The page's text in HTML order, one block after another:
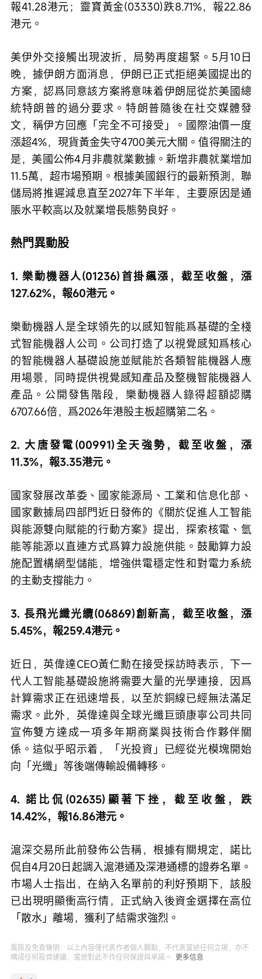
報41.28港元；靈寶黃金(03330)跌8.71%，報22.86
港元。
美伊外交接觸出現波折，局勢再度趨緊。5月10日
晚，據伊朗方面消息，伊朗已正式拒絕美國提出的
方案，認爲同意該方案將意味着伊朗屈從於美國總
統特朗普的過分要求。特朗普隨後在社交媒體發
文，稱伊方回應「完全不可接受」。國際油價一度
漲超4%，現貨黃金失守4700美元大關。值得關注的
是，美國公佈4月非農就業數據。新增非農就業增加
11.5萬，超市場預期。根據美國銀行的最新預測，聯
儲局將推遲減息直至2027年下半年，主要原因是通
脹水平較高以及就業增長態勢良好。
熱門異動股
1. 樂動機器人(01236)首掛飆漲，截至收盤，漲
127.62%，報60港元。
樂動機器人是全球領先的以感知智能爲基礎的全棧
式智能機器人公司。公司打造了以視覺感知爲核心
的智能機器人基礎設施並賦能於各類智能機器人應
用場景，同時提供視覺感知產品及整機智能機器人
產品。公開發售階段，樂動機器人錄得超額認購
6707.66倍，爲2026年港股主板超購第二名。
2. 大唐發電(00991)全天強勢，截至收盤，漲
11.3%，報3.35港元。
國家發展改革委、國家能源局、工業和信息化部、
國家數據局四部門近日發佈的《關於促進人工智能
與能源雙向賦能的行動方案》提出，探索核電、氫
能等能源以直連方式爲算力設施供能。鼓勵算力設
施配置構網型儲能，增強供電穩定性和對電力系統
的主動支撐能力。
3. 長飛光纖光纜(06869)創新高，截至收盤，漲
5.45%，報259.4港元。
近日，英偉達CEO黃仁勳在接受採訪時表示，下一
代人工智能基礎設施將需要大量的光學連接，因爲
計算需求正在迅速增長，以至於銅線已經無法滿足
需求。此外，英偉達與全球光纖巨頭康寧公司共同
宣佈雙方達成一項多年期商業與技術合作夥伴關
係。這似乎昭示着，「光投資」已經從光模塊開始
向「光纖」等後端傳輸設備轉移。
4. 諾比侃(02635)顯著下挫，截至收盤，跌
14.42%，報16.86港元。
滬深交易所此前發佈公告稱，根據有關規定，諾比
侃自4月20日起調入滬港通及深港通標的證券名單。
市場人士指出，在納入名單前的利好預期下，該股
已出現明顯衝高行情，正式納入後資金選擇在高位
「散水」離場，獲利了結需求強烈。
風險及免責聲明：以上內容僅代表作者個人觀點，不代表富途任何立場，亦不
構成任何投資建議，富途對此不作任何保證與承諾。
更多信息